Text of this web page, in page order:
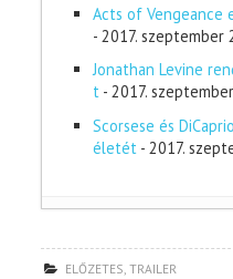
Acts of Vengeance
- 2017. szeptember
Jonathan Levine
t - 2017.
Scorsese és
életét - 2017.
ELŐZETES,TRAILER